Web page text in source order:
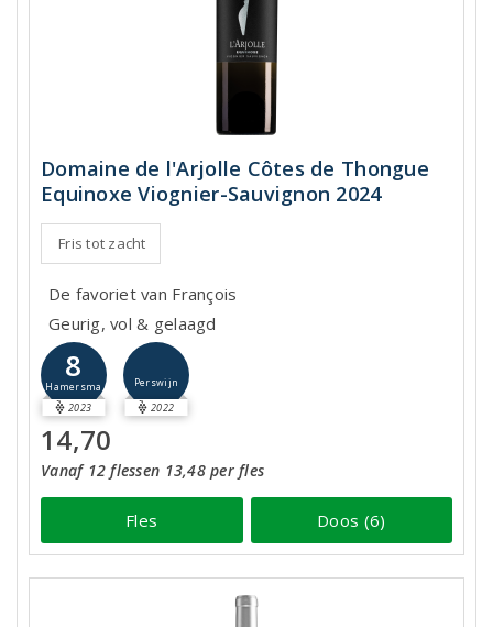
Domaine de l'Arjolle Côtes de Thongue
Equinoxe Viognier-Sauvignon 2024
Fris tot zacht
De favoriet van François
Geurig, vol & gelaagd
8
Hamersma
2023
Perswijn
2022
14,70
Vanaf 12 flessen 13,48 per fles
Fles Doos (6)